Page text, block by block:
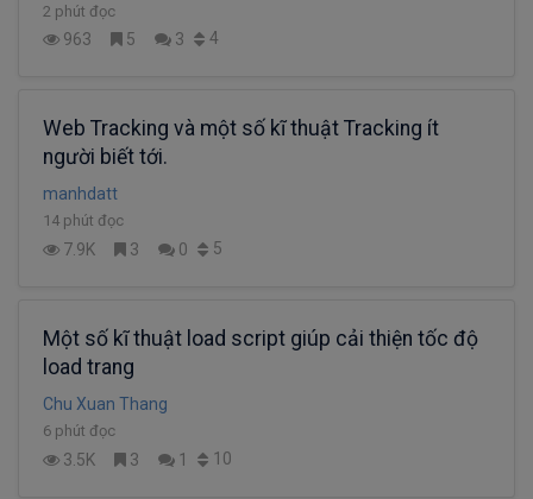
2 phút đọc
963 5 3 4
Web Tracking và một số kĩ thuật Tracking ít
người biết tới.
manhdatt
14 phút đọc
7.9K 3 0 5
Một số kĩ thuật load script giúp cải thiện tốc độ
load trang
Chu Xuan Thang
6 phút đọc
3.5K 3 1 10